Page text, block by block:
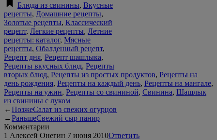
Блюда из свинины, Вкусные
рецепты, Домашние рецепты,
Золотые рецепты, Классический
рецепт, Легкие рецепты, Летние
рецепты: каталог, Мясные
рецепты, Обалденный рецепт,
Рецепт дня, Рецепт шашлыка,
Рецепты вкусных блюд, Рецепты
вторых блюд, Рецепты из простых продуктов, Рецепты на
день рождения, Рецепты на каждый день, Рецепты на мангале,
Рецепты на ужин, Рецепты со свининой, Свинина, Шашлык
из свинины с луком
←ПозжеСалат из свежих огурцов
→РаньшеСвежий сыр панир
Комментарии
1 Алексей Онегин 7 июня 2010Ответить